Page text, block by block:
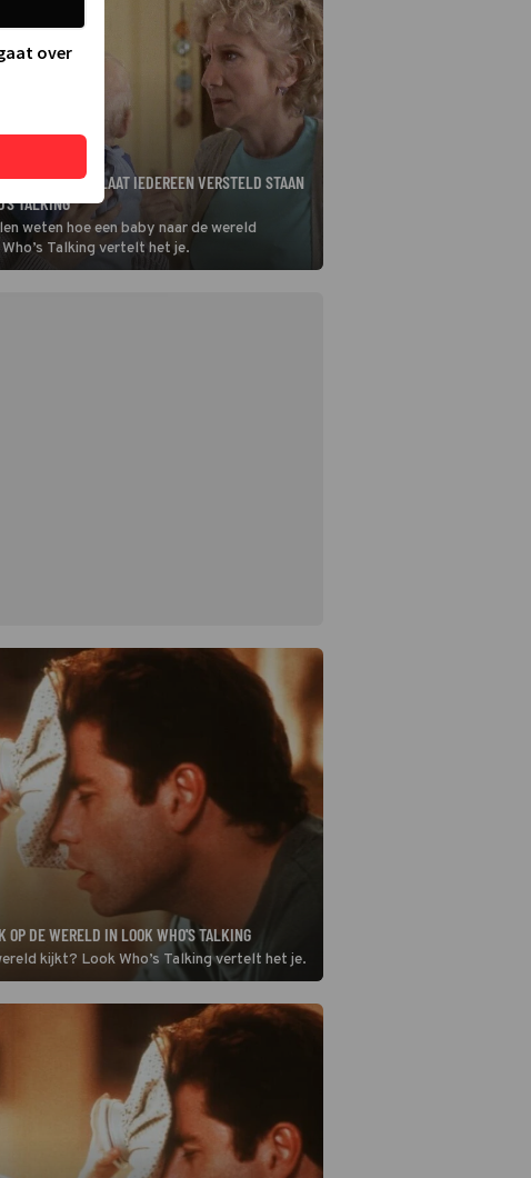
KIRSTIE ALLEY LAAT IEDEREEN VERSTELD STAAN
TALKING
weten hoe een baby naar de wereld
Talking vertelt het je.
DE WERELD IN LOOK WHO'S TALKING
kijkt? Look Who’s Talking vertelt het je.
over